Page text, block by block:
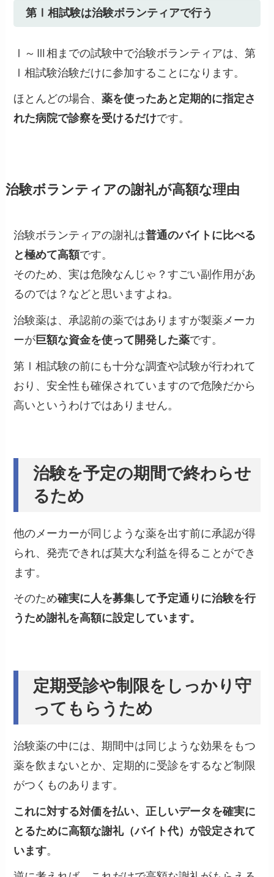
第Ⅰ相試験は治験ボランティアで行う
Ⅰ～Ⅲ相までの試験中で治験ボランティアは、第
Ⅰ相試験治験だけに参加することになります。
ほとんどの場合、薬を使ったあと定期的に指定さ
れた病院で診察を受けるだけです。
治験ボランティアの謝礼が高額な理由
治験ボランティアの謝礼は普通のバイトに比べる
と極めて高額です。
そのため、実は危険なんじゃ？すごい副作用があ
るのでは？などと思いますよね。
治験薬は、承認前の薬ではありますが製薬メーカ
ーが巨額な資金を使って開発した薬です。
第Ⅰ相試験の前にも十分な調査や試験が行われて
おり、安全性も確保されていますので危険だから
高いというわけではありません。
治験を予定の期間で終わらせ
るため
他のメーカーが同じような薬を出す前に承認が得
られ、発売できれば莫大な利益を得ることができ
ます。
そのため確実に人を募集して予定通りに治験を行
うため謝礼を高額に設定しています。
定期受診や制限をしっかり守
ってもらうため
治験薬の中には、期間中は同じような効果をもつ
薬を飲まないとか、定期的に受診をするなど制限
がつくものあります。
これに対する対価を払い、正しいデータを確実に
とるために高額な謝礼（バイト代）が設定されて
います。